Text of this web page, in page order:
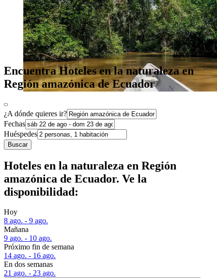
Encuentra Hoteles en la naturaleza en
Región amazónica de Ecuador
¿A dónde quieres ir?
Fechas
Huéspedes
Buscar
Hoteles en la naturaleza en Región
amazónica de Ecuador. Ve la
disponibilidad:
Hoy
8 ago. - 9 ago.
Mañana
9 ago. - 10 ago.
Próximo fin de semana
14 ago. - 16 ago.
En dos semanas
21 ago. - 23 ago.